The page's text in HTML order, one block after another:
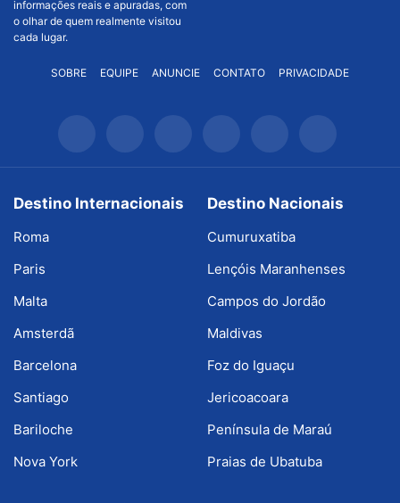
informações reais e apuradas, com
o olhar de quem realmente visitou
cada lugar.
SOBRE EQUIPE ANUNCIE CONTATO PRIVACIDADE
Destino Internacionais
Roma
Paris
Malta
Amsterdã
Barcelona
Santiago
Bariloche
Nova York
Destino Nacionais
Cumuruxatiba
Lençóis Maranhenses
Campos do Jordão
Maldivas
Foz do Iguaçu
Jericoacoara
Península de Maraú
Praias de Ubatuba